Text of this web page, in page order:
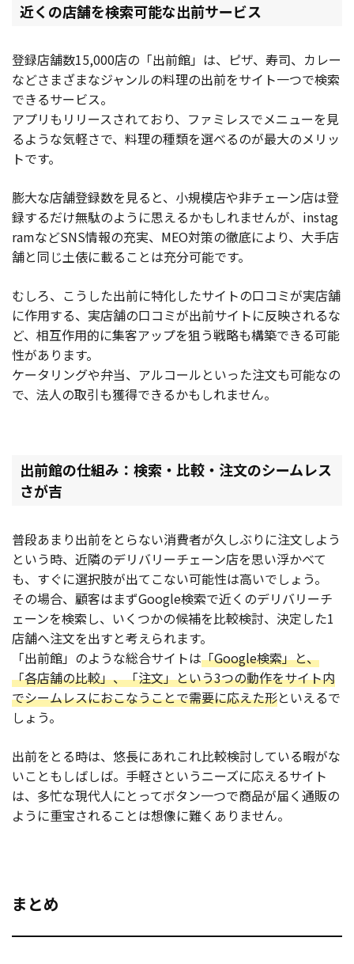
近くの店舗を検索可能な出前サービス
登録店舗数15,000店の「出前館」は、ピザ、寿司、カレー
などさまざまなジャンルの料理の出前をサイト一つで検索
できるサービス。
アプリもリリースされており、ファミレスでメニューを見
るような気軽さで、料理の種類を選べるのが最大のメリッ
トです。
膨大な店舗登録数を見ると、小規模店や非チェーン店は登
録するだけ無駄のように思えるかもしれませんが、instag
ramなどSNS情報の充実、MEO対策の徹底により、大手店
舗と同じ土俵に載ることは充分可能です。
むしろ、こうした出前に特化したサイトの口コミが実店舗
に作用する、実店舗の口コミが出前サイトに反映されるな
ど、相互作用的に集客アップを狙う戦略も構築できる可能
性があります。
ケータリングや弁当、アルコールといった注文も可能なの
で、法人の取引も獲得できるかもしれません。
出前館の仕組み：検索・比較・注文のシームレス
さが吉
普段あまり出前をとらない消費者が久しぶりに注文しよう
という時、近隣のデリバリーチェーン店を思い浮かべて
も、すぐに選択肢が出てこない可能性は高いでしょう。
その場合、顧客はまずGoogle検索で近くのデリバリーチ
ェーンを検索し、いくつかの候補を比較検討、決定した1
店舗へ注文を出すと考えられます。
「出前館」のような総合サイトは「Google検索」と、
「各店舗の比較」、「注文」という3つの動作をサイト内
でシームレスにおこなうことで需要に応えた形といえるで
しょう。
出前をとる時は、悠長にあれこれ比較検討している暇がな
いこともしばしば。手軽さというニーズに応えるサイト
は、多忙な現代人にとってボタン一つで商品が届く通販の
ように重宝されることは想像に難くありません。
まとめ